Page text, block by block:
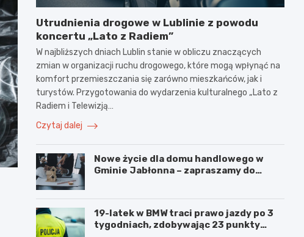
Utrudnienia drogowe w Lublinie z powodu
koncertu „Lato z Radiem”
W najbliższych dniach Lublin stanie w obliczu znaczących
zmian w organizacji ruchu drogowego, które mogą wpłynąć na
komfort przemieszczania się zarówno mieszkańców, jak i
turystów. Przygotowania do wydarzenia kulturalnego „Lato z
Radiem i Telewizją…
Czytaj dalej
Nowe życie dla domu handlowego w
Gminie Jabłonna – zapraszamy do
19-latek w BMW traci prawo jazdy po 3
tygodniach, zdobywając 23 punkty